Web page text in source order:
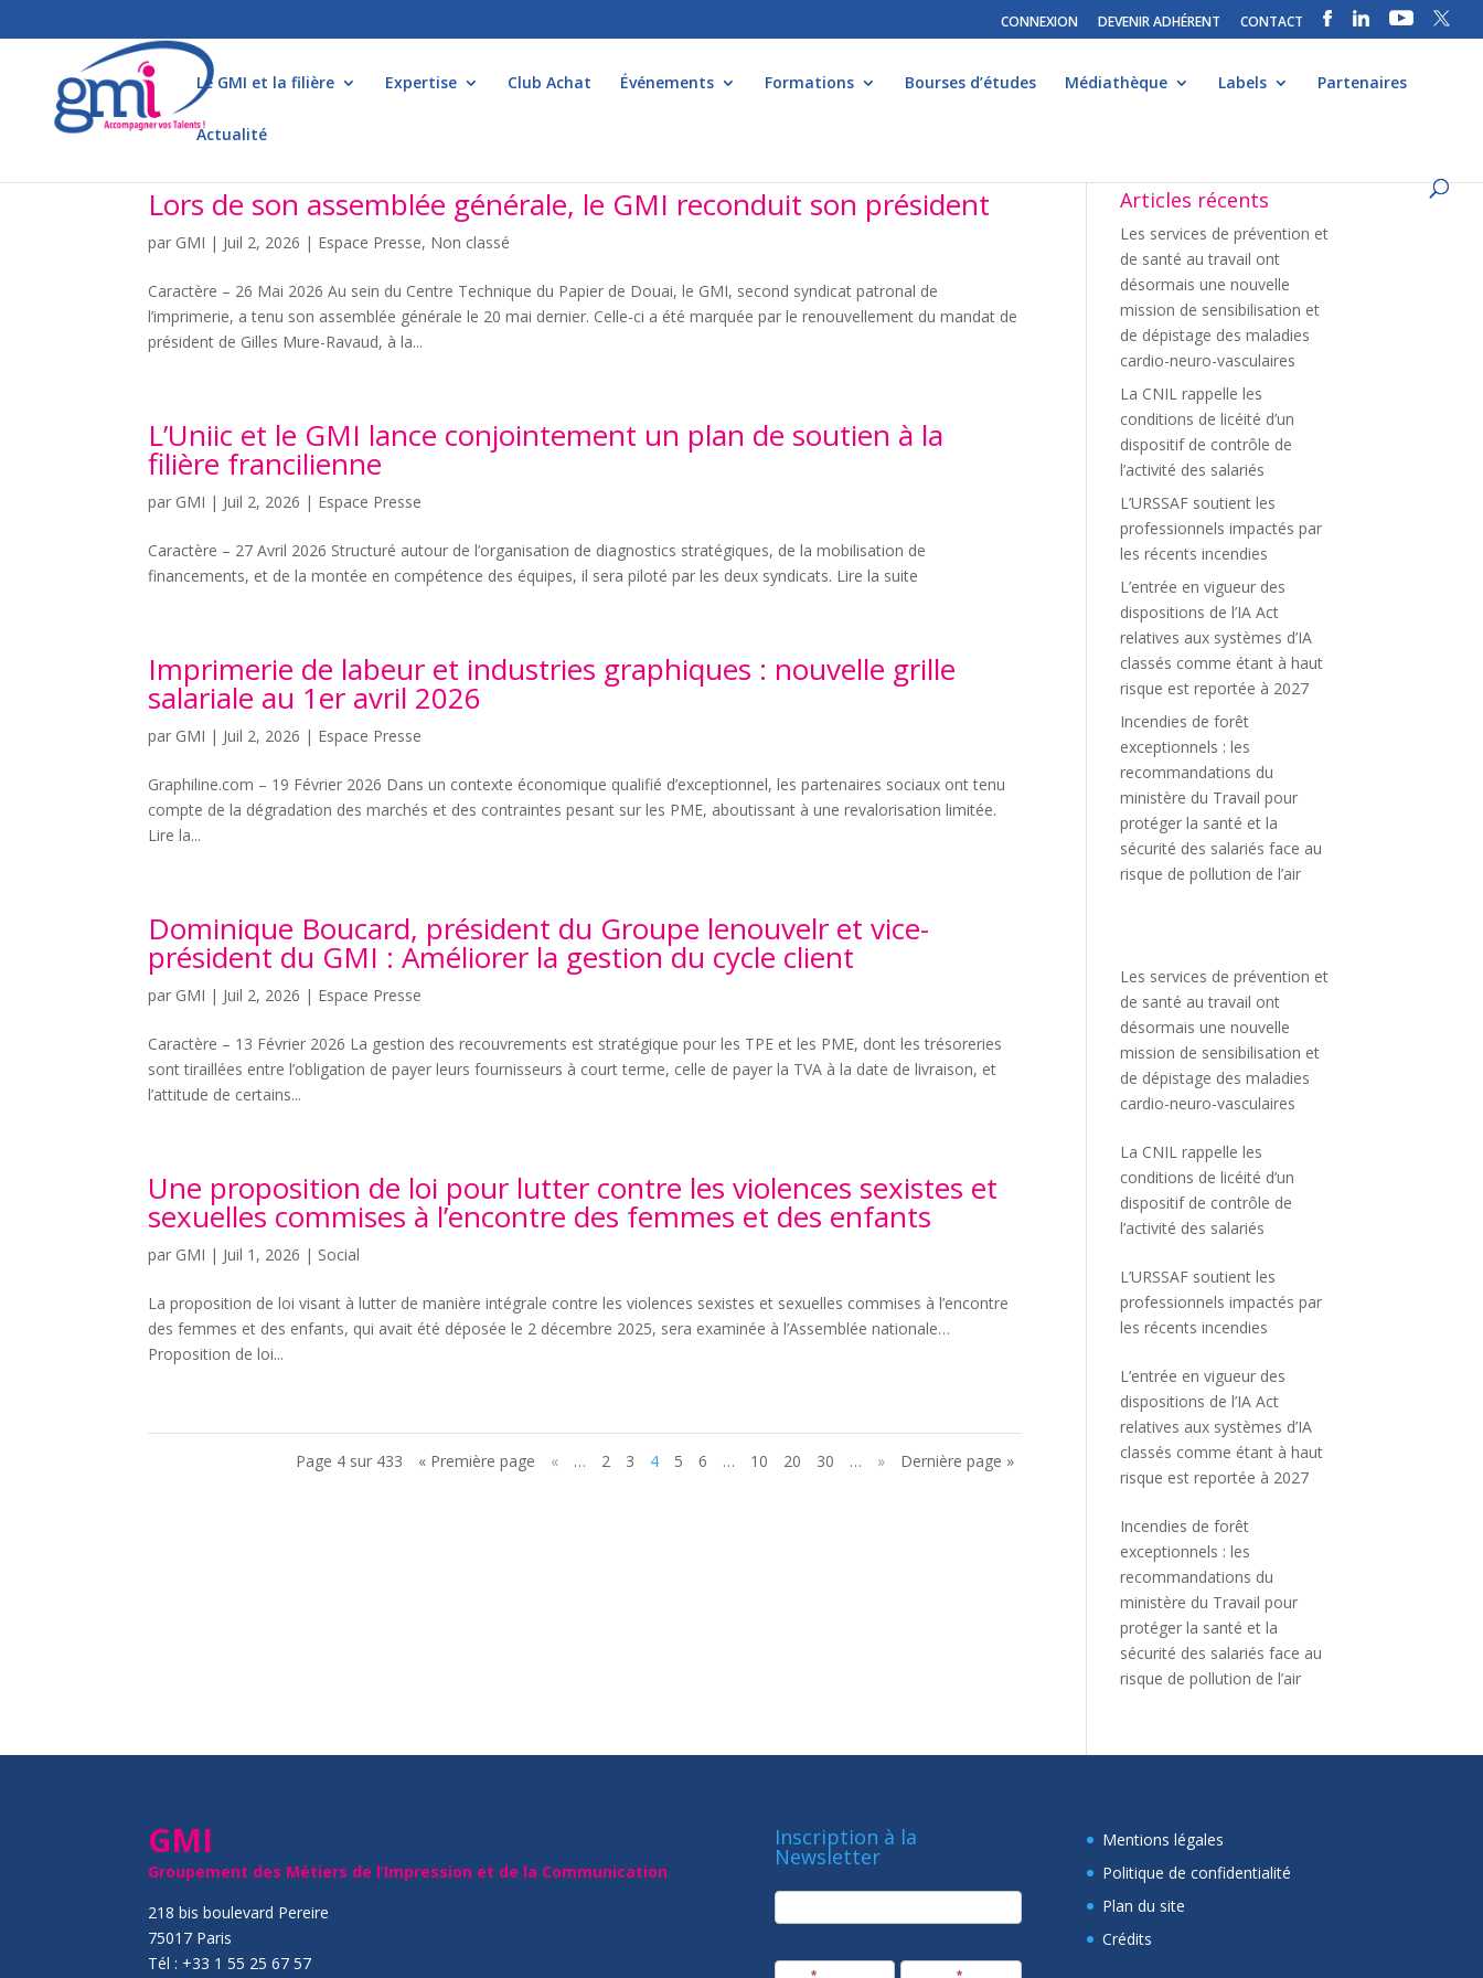
CONNEXION DEVENIR ADHÉRENT CONTACT
Le GMI et la filière Expertise Club Achat Événements Formations Bourses d’études Médiathèque Labels Partenaires
Actualité
Lors de son assemblée générale, le GMI reconduit son président
par GMI | Juil 2, 2026 | Espace Presse, Non classé
Caractère – 26 Mai 2026 Au sein du Centre Technique du Papier de Douai, le GMI, second syndicat patronal de
l’imprimerie, a tenu son assemblée générale le 20 mai dernier. Celle-ci a été marquée par le renouvellement du mandat de
président de Gilles Mure-Ravaud, à la...
L’Uniic et le GMI lance conjointement un plan de soutien à la
filière francilienne
par GMI | Juil 2, 2026 | Espace Presse
Caractère – 27 Avril 2026 Structuré autour de l’organisation de diagnostics stratégiques, de la mobilisation de
financements, et de la montée en compétence des équipes, il sera piloté par les deux syndicats. Lire la suite
Imprimerie de labeur et industries graphiques : nouvelle grille
salariale au 1er avril 2026
par GMI | Juil 2, 2026 | Espace Presse
Graphiline.com – 19 Février 2026 Dans un contexte économique qualifié d’exceptionnel, les partenaires sociaux ont tenu
compte de la dégradation des marchés et des contraintes pesant sur les PME, aboutissant à une revalorisation limitée.
Lire la...
Dominique Boucard, président du Groupe lenouvelr et vice-
président du GMI : Améliorer la gestion du cycle client
par GMI | Juil 2, 2026 | Espace Presse
Caractère – 13 Février 2026 La gestion des recouvrements est stratégique pour les TPE et les PME, dont les trésoreries
sont tiraillées entre l’obligation de payer leurs fournisseurs à court terme, celle de payer la TVA à la date de livraison, et
l’attitude de certains...
Une proposition de loi pour lutter contre les violences sexistes et
sexuelles commises à l’encontre des femmes et des enfants
par GMI | Juil 1, 2026 | Social
La proposition de loi visant à lutter de manière intégrale contre les violences sexistes et sexuelles commises à l’encontre
des femmes et des enfants, qui avait été déposée le 2 décembre 2025, sera examinée à l’Assemblée nationale…
Proposition de loi...
Page 4 sur 433 « Première page « … 2 3 4 5 6 … 10 20 30 … » Dernière page »
Articles récents
Les services de prévention et
de santé au travail ont
désormais une nouvelle
mission de sensibilisation et
de dépistage des maladies
cardio-neuro-vasculaires
La CNIL rappelle les
conditions de licéité d’un
dispositif de contrôle de
l’activité des salariés
L’URSSAF soutient les
professionnels impactés par
les récents incendies
L’entrée en vigueur des
dispositions de l’IA Act
relatives aux systèmes d’IA
classés comme étant à haut
risque est reportée à 2027
Incendies de forêt
exceptionnels : les
recommandations du
ministère du Travail pour
protéger la santé et la
sécurité des salariés face au
risque de pollution de l’air
Les services de prévention et
de santé au travail ont
désormais une nouvelle
mission de sensibilisation et
de dépistage des maladies
cardio-neuro-vasculaires
La CNIL rappelle les
conditions de licéité d’un
dispositif de contrôle de
l’activité des salariés
L’URSSAF soutient les
professionnels impactés par
les récents incendies
L’entrée en vigueur des
dispositions de l’IA Act
relatives aux systèmes d’IA
classés comme étant à haut
risque est reportée à 2027
Incendies de forêt
exceptionnels : les
recommandations du
ministère du Travail pour
protéger la santé et la
sécurité des salariés face au
risque de pollution de l’air
GMI
Groupement des Métiers de l’Impression et de la Communication
218 bis boulevard Pereire
75017 Paris
Tél : +33 1 55 25 67 57
Inscription à la
Newsletter
newsletter
Mentions légales
Politique de confidentialité
Plan du site
Crédits